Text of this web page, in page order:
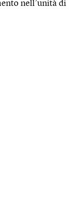
nell’unità di